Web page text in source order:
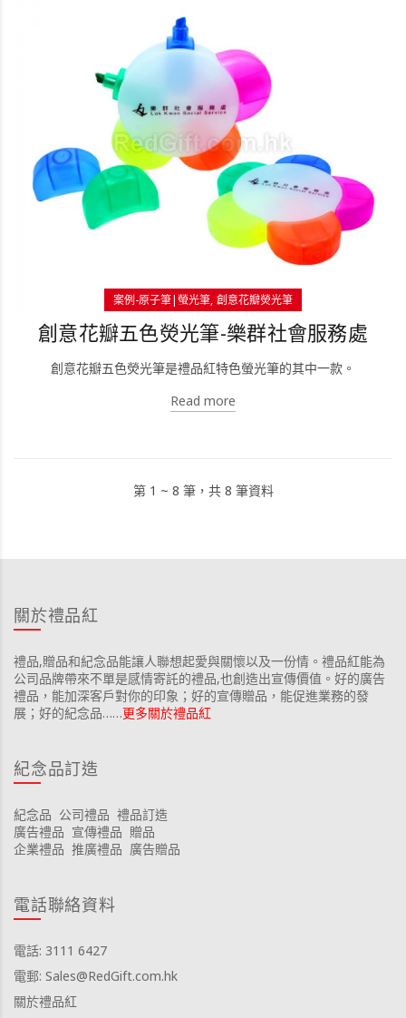
案例-原子筆|螢光筆 創意花瓣熒光筆
創意花瓣五色熒光筆-樂群社會服務處
創意花瓣五色熒光筆是禮品紅特色螢光筆的其中一款。
Read more
第 1 ~ 8 筆，共 8 筆資料
關於禮品紅
禮品,贈品和紀念品能讓人聯想起愛與關懷以及一份情。禮品紅能為
公司品牌帶來不單是感情寄託的禮品,也創造出宣傳價值。好的廣告
禮品，能加深客戶對你的印象；好的宣傳贈品，能促進業務的發
展；好的紀念品……更多關於禮品紅
紀念品訂造
紀念品 公司禮品 禮品訂造
廣告禮品 宣傳禮品 贈品
企業禮品 推廣禮品 廣告贈品
電話聯絡資料
電話: 3111 6427
電郵: Sales@RedGift.com.hk
關於禮品紅